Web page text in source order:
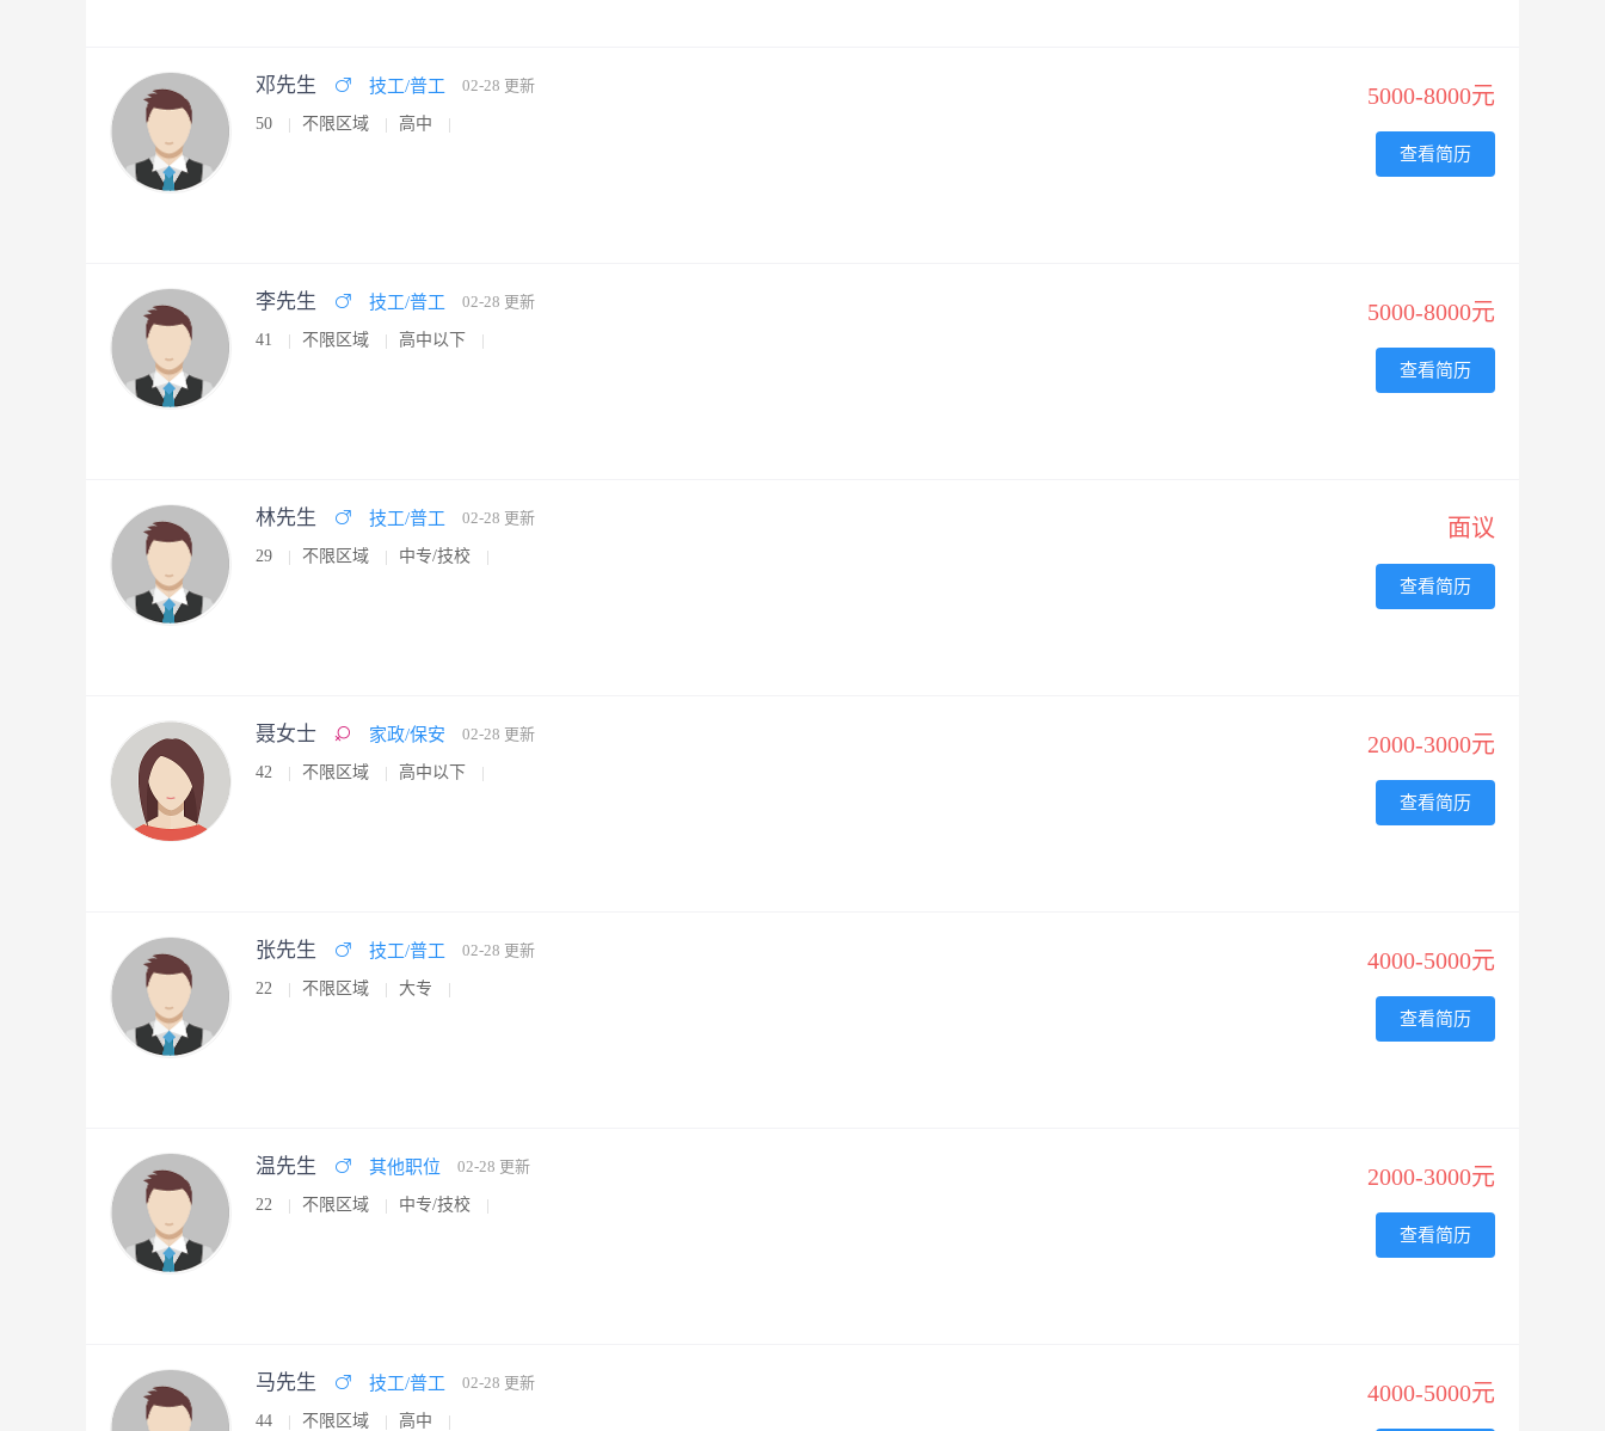
邓先生 技工/普工 02-28 更新
50 不限区域 高中
5000-8000元
查看简历
李先生 技工/普工 02-28 更新
41 不限区域 高中以下
5000-8000元
查看简历
林先生 技工/普工 02-28 更新
29 不限区域 中专/技校
面议
查看简历
聂女士 家政/保安 02-28 更新
42 不限区域 高中以下
2000-3000元
查看简历
张先生 技工/普工 02-28 更新
22 不限区域 大专
4000-5000元
查看简历
温先生 其他职位 02-28 更新
22 不限区域 中专/技校
2000-3000元
查看简历
马先生 技工/普工 02-28 更新
44 不限区域 高中
4000-5000元